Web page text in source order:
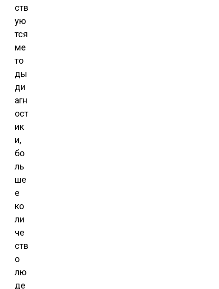
ств
ую
тся
ме
то
ды
ди
агн
ост
ик
и,
бо
ль
ше
е
ко
ли
че
ств
о
лю
де